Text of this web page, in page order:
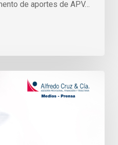
de aportes de APV…